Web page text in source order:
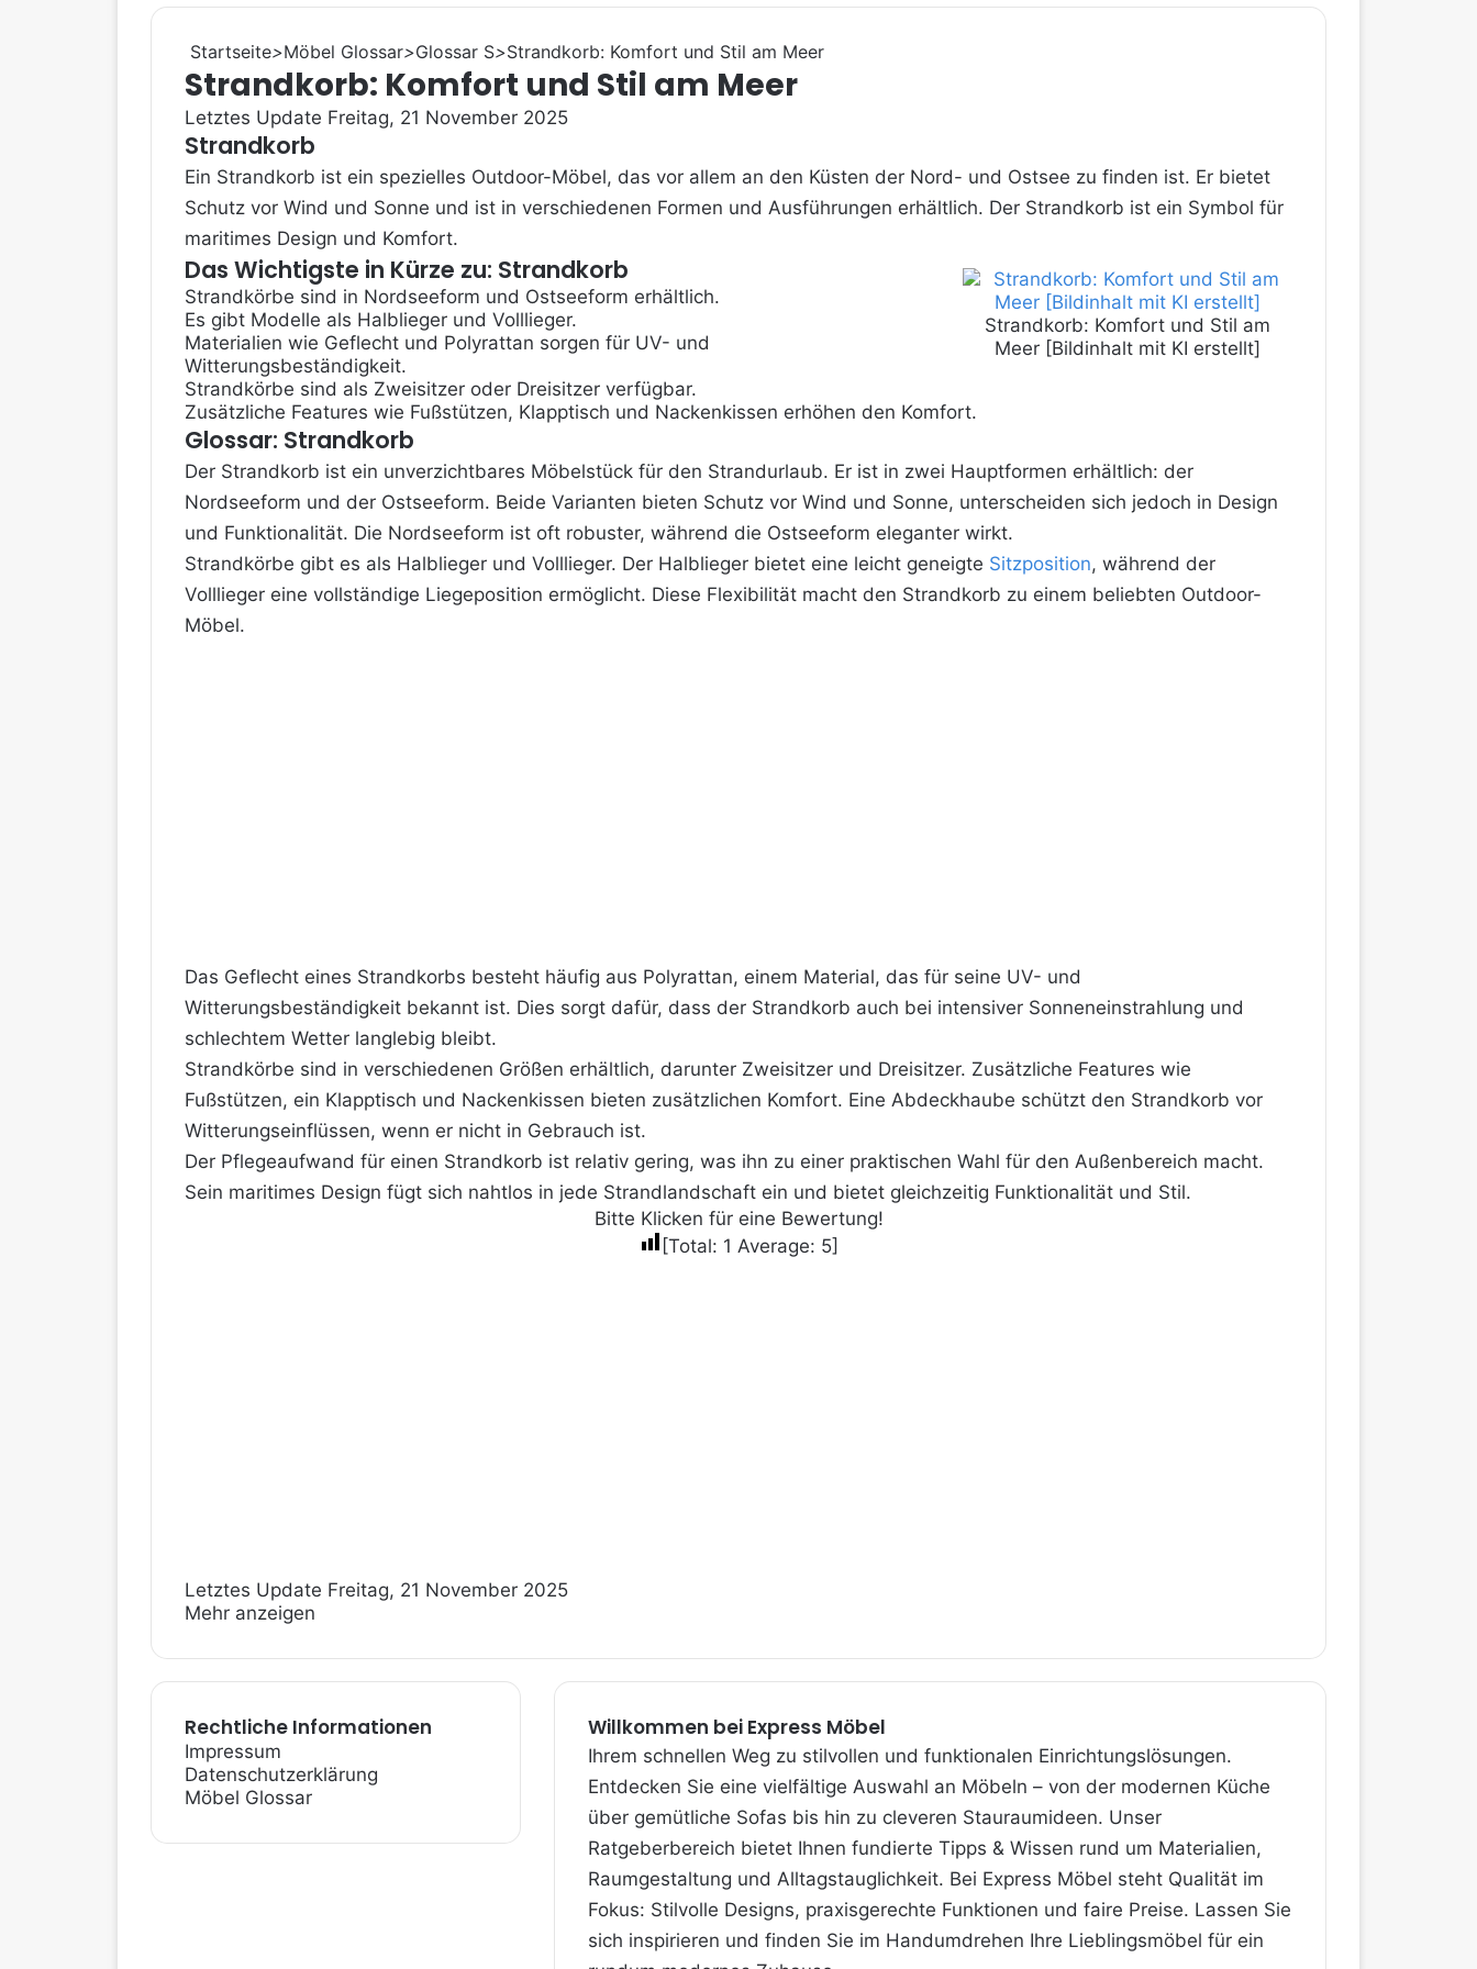
Startseite>Möbel Glossar>Glossar S>Strandkorb: Komfort und Stil am Meer
Strandkorb: Komfort und Stil am Meer
Letztes Update Freitag, 21 November 2025
Strandkorb
Ein Strandkorb ist ein spezielles Outdoor-Möbel, das vor allem an den Küsten der Nord- und Ostsee zu finden ist. Er bietet
Schutz vor Wind und Sonne und ist in verschiedenen Formen und Ausführungen erhältlich. Der Strandkorb ist ein Symbol für
maritimes Design und Komfort.
Strandkorb: Komfort und Stil am
Meer [Bildinhalt mit KI erstellt]
Das Wichtigste in Kürze zu: Strandkorb
Strandkörbe sind in Nordseeform und Ostseeform erhältlich.
Es gibt Modelle als Halblieger und Volllieger.
Materialien wie Geflecht und Polyrattan sorgen für UV- und
Witterungsbeständigkeit.
Strandkörbe sind als Zweisitzer oder Dreisitzer verfügbar.
Zusätzliche Features wie Fußstützen, Klapptisch und Nackenkissen erhöhen den Komfort.
Glossar: Strandkorb
Der Strandkorb ist ein unverzichtbares Möbelstück für den Strandurlaub. Er ist in zwei Hauptformen erhältlich: der
Nordseeform und der Ostseeform. Beide Varianten bieten Schutz vor Wind und Sonne, unterscheiden sich jedoch in Design
und Funktionalität. Die Nordseeform ist oft robuster, während die Ostseeform eleganter wirkt.
Strandkörbe gibt es als Halblieger und Volllieger. Der Halblieger bietet eine leicht geneigte Sitzposition, während der
Volllieger eine vollständige Liegeposition ermöglicht. Diese Flexibilität macht den Strandkorb zu einem beliebten Outdoor-
Möbel.
Das Geflecht eines Strandkorbs besteht häufig aus Polyrattan, einem Material, das für seine UV- und
Witterungsbeständigkeit bekannt ist. Dies sorgt dafür, dass der Strandkorb auch bei intensiver Sonneneinstrahlung und
schlechtem Wetter langlebig bleibt.
Strandkörbe sind in verschiedenen Größen erhältlich, darunter Zweisitzer und Dreisitzer. Zusätzliche Features wie
Fußstützen, ein Klapptisch und Nackenkissen bieten zusätzlichen Komfort. Eine Abdeckhaube schützt den Strandkorb vor
Witterungseinflüssen, wenn er nicht in Gebrauch ist.
Der Pflegeaufwand für einen Strandkorb ist relativ gering, was ihn zu einer praktischen Wahl für den Außenbereich macht.
Sein maritimes Design fügt sich nahtlos in jede Strandlandschaft ein und bietet gleichzeitig Funktionalität und Stil.
Bitte Klicken für eine Bewertung!
[Total: 1 Average: 5]
Letztes Update Freitag, 21 November 2025
Mehr anzeigen
Rechtliche Informationen
Impressum
Datenschutzerklärung
Möbel Glossar
Willkommen bei Express Möbel
Ihrem schnellen Weg zu stilvollen und funktionalen Einrichtungslösungen.
Entdecken Sie eine vielfältige Auswahl an Möbeln – von der modernen Küche
über gemütliche Sofas bis hin zu cleveren Stauraum­ideen. Unser
Ratgeberbereich bietet Ihnen fundierte Tipps & Wissen rund um Materialien,
Raumgestaltung und Alltagstauglichkeit. Bei Express Möbel steht Qualität im
Fokus: Stilvolle Designs, praxis­gerechte Funktionen und faire Preise. Lassen Sie
sich inspirieren und finden Sie im Handumdrehen Ihre Lieblings­möbel für ein